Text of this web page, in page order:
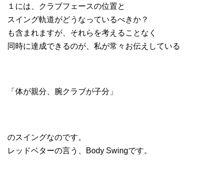
１には、クラブフェースの位置と
スイング軌道がどうなっているべきか？
も含まれますが、それらを考えることなく
同時に達成できるのが、私が常々お伝えしている
「体が親分、腕クラブが子分」
のスイングなのです。
レッドベターの言う、Body Swingです。